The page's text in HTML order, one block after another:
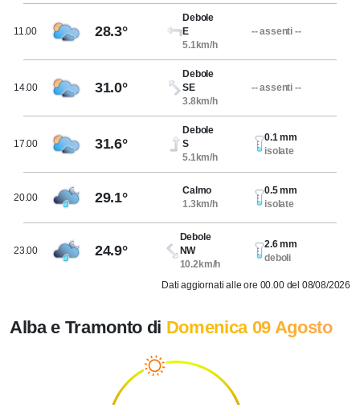
11.00 28.3°
Debole
E
5.1km/h
-- assenti --
14.00 31.0°
Debole
SE
3.8km/h
-- assenti --
17.00 31.6°
Debole
S
5.1km/h
0.1 mm
isolate
20.00 29.1°
Calmo
1.3km/h
0.5 mm
isolate
23.00 24.9°
Debole
NW
10.2km/h
2.6 mm
deboli
Dati aggiornati alle ore 00.00 del 08/08/2026
Alba e Tramonto di Domenica 09 Agosto